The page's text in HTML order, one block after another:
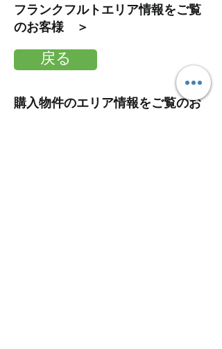
​フランクフルトエリア情報をご覧
のお客様 ＞
戻る
​購入物件のエリア情報をご覧のお